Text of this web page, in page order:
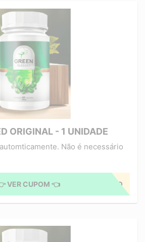
ORIGINAL - 1 UNIDADE
Não é necessário
CUPOM APLICADO
VER CUPOM 👈